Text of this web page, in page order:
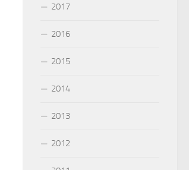
2017
2016
2015
2014
2013
2012